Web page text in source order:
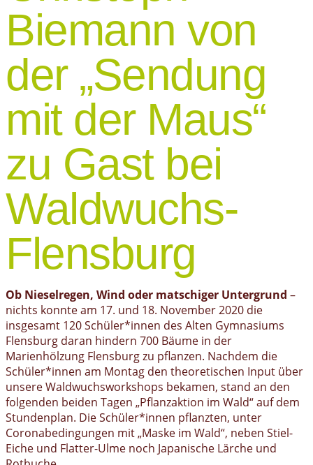
Biemann von
der „Sendung
mit der Maus“
zu Gast bei
Waldwuchs-
Flensburg
Ob Nieselregen, Wind oder matschiger Untergrund –
nichts konnte am 17. und 18. November 2020 die
insgesamt 120 Schüler*innen des Alten Gymnasiums
Flensburg daran hindern 700 Bäume in der
Marienhölzung Flensburg zu pflanzen. Nachdem die
Schüler*innen am Montag den theoretischen Input über
unsere Waldwuchsworkshops bekamen, stand an den
folgenden beiden Tagen „Pflanzaktion im Wald“ auf dem
Stundenplan. Die Schüler*innen pflanzten, unter
Coronabedingungen mit „Maske im Wald“, neben Stiel-
Eiche und Flatter-Ulme noch Japanische Lärche und